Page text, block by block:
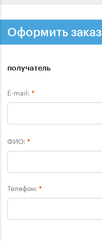
Оформить заказ
получатель
E-mail: *
ФИО: *
Телефон: *